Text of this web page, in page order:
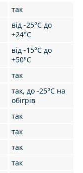
так
від -25°С до
+24°С
від -15°С до
+50°С
так
так, до -25°C на
обігрів
так
так
так
так